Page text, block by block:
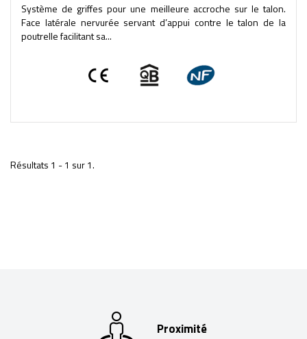
Système de griffes pour une meilleure accroche sur le talon.
Face latérale nervurée servant d’appui contre le talon de la
poutrelle facilitant sa...
Résultats 1 - 1 sur 1.
Proximité